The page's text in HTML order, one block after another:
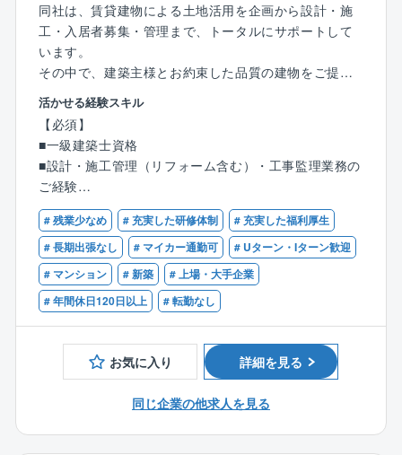
同社は、賃貸建物による土地活用を企画から設計・施
工・入居者募集・管理まで、トータルにサポートして
います。
その中で、建築主様とお約束した品質の建物をご提供
するための「工事監理」業務をお任せいたします。
【具体的には】
■建築現場で設計図書、各種基準等と施工建物を照合し
必要品質が確保されているかの検査
■検査に関連する書類等の確認
〈ここがポイント！〉
■現在、同社では工事監理業務を専従で行う組織として
監理センターを設けており、約140名が業務に従事して
■工事監理の経験が浅い方には、管理職および経験豊富
な社員が一定期間同行して業務習得をサポートさせて
いただきます。
■建設現場へ移動するために専用の社用車を貸与いたし
活かせる経験スキル
【必須】
■一級建築士資格
■設計・施工管理（リフォーム含む）・工事監理業務の
ご経験
■普通自動車運転免許
# 残業少なめ # 充実した研修体制
# 充実した福利厚生
# 長期出張なし
# マイカー通勤可
# Uターン・Iターン歓迎
# マンション
# 新築
# 上場・大手企業
# 年間休日120日以上
# 転勤なし
お気に入り 詳細を見る
同じ企業の他求人を見る